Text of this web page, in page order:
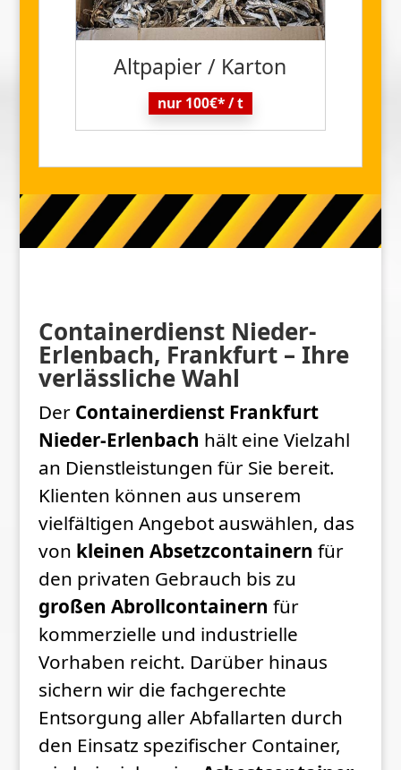
Altpapier / Karton
nur 100€* / t
Containerdienst Nieder-
Erlenbach, Frankfurt – Ihre
verlässliche Wahl
Der Containerdienst Frankfurt
Nieder-Erlenbach hält eine Vielzahl
an Dienstleistungen für Sie bereit.
Klienten können aus unserem
vielfältigen Angebot auswählen, das
von kleinen Absetzcontainern für
den privaten Gebrauch bis zu
großen Abrollcontainern für
kommerzielle und industrielle
Vorhaben reicht. Darüber hinaus
sichern wir die fachgerechte
Entsorgung aller Abfallarten durch
den Einsatz spezifischer Container,